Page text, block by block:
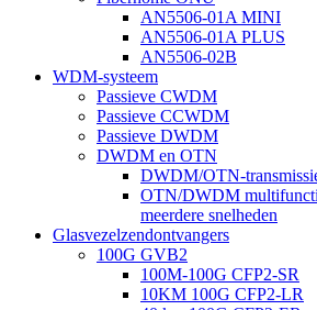
AN5506-01A MINI
AN5506-01A PLUS
AN5506-02B
WDM-systeem
Passieve CWDM
Passieve CCWDM
Passieve DWDM
DWDM en OTN
DWDM/OTN-
OTN/DWDM
meerdere snelheden
Glasvezelzendontvangers
100G GVB2
100M-100G CFP2-SR
10KM 100G CFP2-LR